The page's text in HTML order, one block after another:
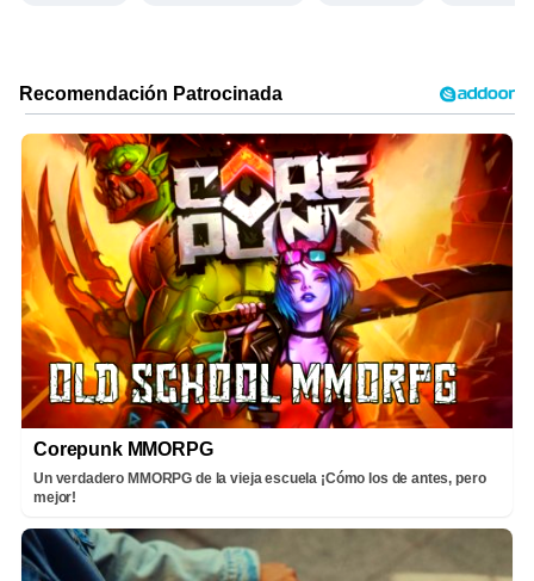
Corepunk MMORPG
Un verdadero MMORPG de la vieja escuela ¡Cómo los de antes, pero
mejor!